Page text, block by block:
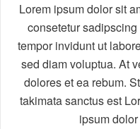
Lorem ipsum dolor sit
consetetur
tempor invidunt ut
sed diam voluptua. At
dolores et ea rebum.
takimata sanctus est
ipsum